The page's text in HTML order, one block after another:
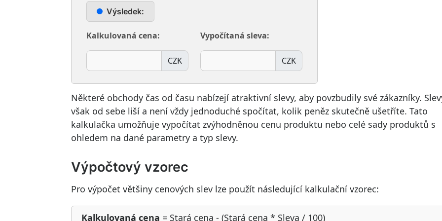
Výsledek:
Kalkulovaná cena:
CZK
Vypočítaná sleva:
CZK
Některé obchody čas od času nabízejí atraktivní slevy, aby povzbudily své zákazníky.
však od sebe liší a není vždy jednoduché spočítat, kolik peněz skutečně ušetříte. Tato
kalkulačka umožňuje vypočítat zvýhodněnou cenu produktu nebo celé sady produktů s
ohledem na dané parametry a typ slevy.
Výpočtový vzorec
Pro výpočet většiny cenových slev lze použít následující kalkulační vzorec:
Kalkulovaná cena = Stará cena - (Stará cena * Sleva / 100)